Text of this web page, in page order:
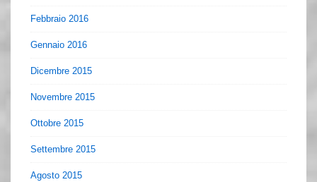
Febbraio 2016
Gennaio 2016
Dicembre 2015
Novembre 2015
Ottobre 2015
Settembre 2015
Agosto 2015